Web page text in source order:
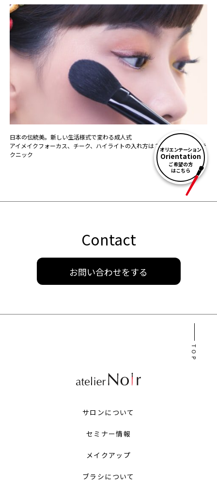
日本の伝統美。新しい生活様式で変わる成人式
アイメイクフォーカス、チーク、ハイライトの入れ方は？取れにくい口紅テ
クニック
オリエンテーション
Orientation
ご希望の方
はこちら
Contact
お問い合わせをする
TOP
サロンについて
セミナー情報
メイクアップ
ブラシについて